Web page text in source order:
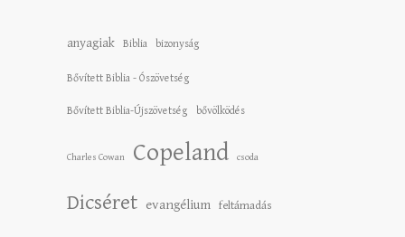
anyagiak Biblia bizonyság
Bővített Biblia - Ószövetség
Bővített Biblia-Újszövetség bővölködés
Charles Cowan Copeland csoda
Dicséret evangélium feltámadás